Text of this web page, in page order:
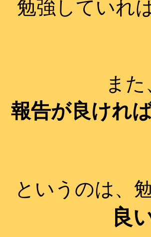
勉強していれ
ま
報告が良けれ
というのは、
良